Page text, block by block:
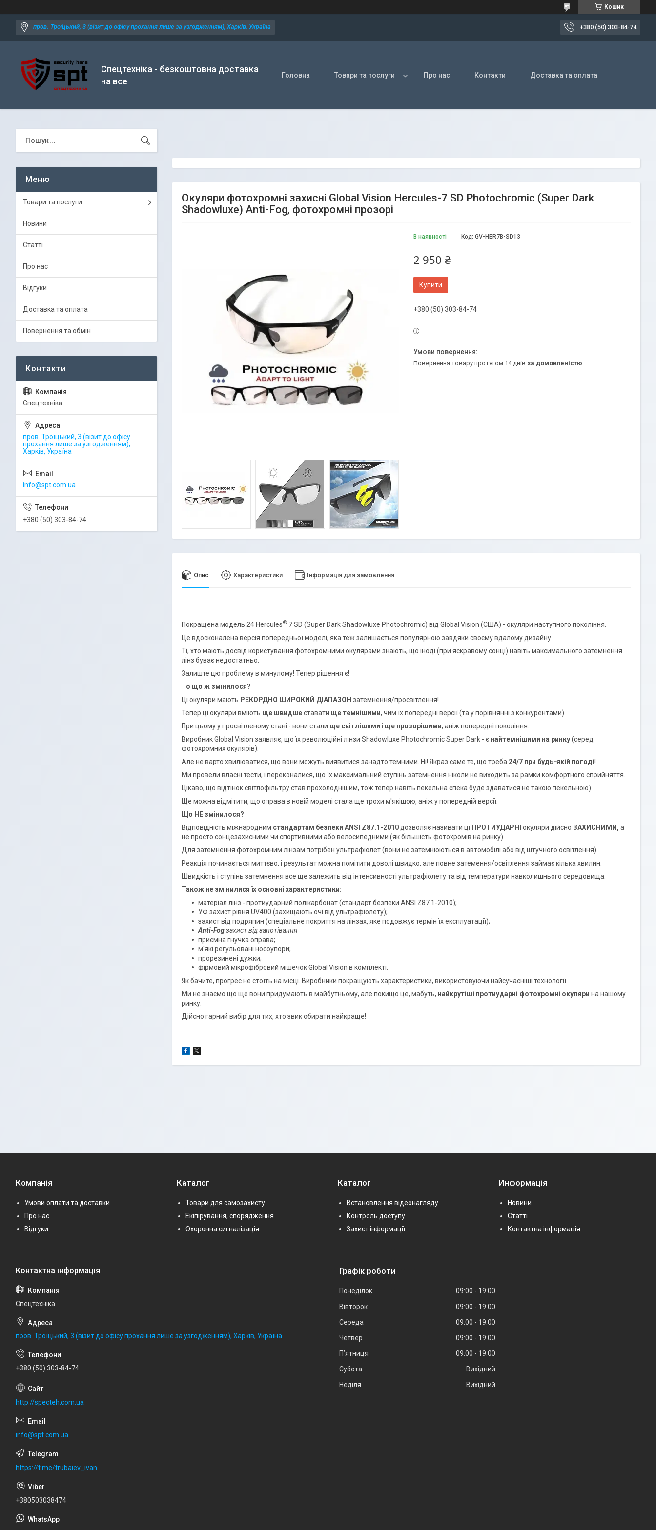
Кошик
пров. Троїцький, 3 (візит до офісу прохання лише за узгодженням), Харків, Україна +380 (50) 303-84-74
Спецтехніка - безкоштовна доставка
на все
Головна Товари та послуги Про нас Контакти Доставка та оплата
Окуляри фотохромні захисні Global Vision Hercules-7 SD Photochromic (Super Dark
Shadowluxe) Anti-Fog, фотохромні прозорі
В наявності Код: GV-HER7B-SD13
2 950 ₴
Купити
+380 (50) 303-84-74
повернення товару протягом 14 днів за домовленістю
Опис Характеристики Інформація для замовлення
Покращена модель 24 Hercules® 7 SD (Super Dark Shadowluxe Photochromic) від Global Vision (США) - окуляри наступного покоління.
Це вдосконалена версія попередньої моделі, яка теж залишається популярною завдяки своєму вдалому дизайну.
Ті, хто мають досвід користування фотохромними окулярами знають, що іноді (при яскравому сонці) навіть максимального затемнення
лінз буває недостатньо.
Залиште цю проблему в минулому! Тепер рішення є!
То що ж змінилося?
Ці окуляри мають РЕКОРДНО ШИРОКИЙ ДІАПАЗОН затемнення/просвітлення!
Тепер ці окуляри вміють ще швидшеставати ще темнішими, чим їх попередні версії (та у порівнянні з конкурентами).
При цьому у просвітленому стані - вони стали ще світлішими і ще прозорішими, аніж попередні покоління.
Виробник Global Vision заявляє, що їх революційні лінзи Shadowluxe Photochromic Super Dark - є найтемнішими на ринку(серед
фотохромних окулярів).
Але не варто хвилюватися, що вони можуть виявитися занадто темними. Ні! Якраз саме те, що треба 24/7 при будь-якій погоді!
Ми провели власні тести, і переконалися, що їх максимальний ступінь затемнення ніколи не виходить за рамки комфортного сприйняття.
Цікаво, що відтінок світлофільтру став прохолоднішим, тож тепер навіть пекельна спека буде здаватися не такою пекельною)
Ще можна відмітити, що оправа в новій моделі стала ще трохи м'якішою, аніж у попередній версії.
Що НЕ змінилося?
Відповідність міжнародним стандартам безпеки ANSI Z87.1-2010 дозволяє називати ці ПРОТИУДАРНІ окуляри дійсно ЗАХИСНИМИ, а
не просто сонцезахисними чи спортивними або велосипедними (як більшість фотохромів на ринку).
Для затемнення фотохромним лінзам потрібен ультрафіолет (вони не затемнюються в автомобілі або від штучного освітлення).
Реакція починається миттєво, і результат можна помітити доволі швидко, але повне затемення/освітлення займає кілька хвилин.
Швидкість і ступінь затемнення все ще залежить від інтенсивності ультрафіолету та від температури навколишнього середовища.
Також не змінилися їх основні характеристики:
матеріал лінз - протиударний полікарбонат (cтандарт безпеки ANSI Z87.1-2010);
УФ захист рівня UV400 (захищають очі від ультрафіолету);
захист від подряпин (спеціальне покриття на лінзах, яке подовжує термін їх експлуатації);
Anti-Fogзахист від запотівання
приємна гнучка оправа;
м'які регульовані носоупори;
прорезинені дужки;
фірмовий мікрофібровий мішечок Global Vision в комплекті.
Як бачите, прогрес не стоїть на місці. Виробники покращують характеристики, використовуючи найсучасніші технології.
Ми не знаємо що ще вони придумають в майбутньому, але покищо це, мабуть, найкрутіші протиударні фотохромні окуляри на нашому
ринку.
Дійсно гарний вибір для тих, хто звик обирати найкраще!
Товари та послуги
Новини
Статті
Про нас
Відгуки
Доставка та оплата
Повернення та обмін
Спецтехніка
пров. Троїцький, 3 (візит до офісу
прохання лише за узгодженням),
Харків, Україна
info@spt.com.ua
+380 (50) 303-84-74
Компанія
Умови оплати та доставки
Про нас
Відгуки
Каталог
Товари для самозахисту
Екіпірування, спорядження
Охоронна сигналізація
Каталог
Встановлення відеонагляду
Контроль доступу
Захист інформації
Информація
Новини
Статті
Контактна інформація
Спецтехніка
пров. Троїцький, 3 (візит до офісу прохання лише за узгодженням), Харків, Україна
+380 (50) 303-84-74
http://specteh.com.ua
info@spt.com.ua
https://t.me/trubaiev_ivan
+380503038474
Графік роботи
Понеділок 09:00
19:00
Вівторок
09:00
19:00
Середа
09:00
19:00
Четвер
09:00
19:00
Пʼятниця
09:00
19:00
Субота
Вихідний
Неділя
Вихідний